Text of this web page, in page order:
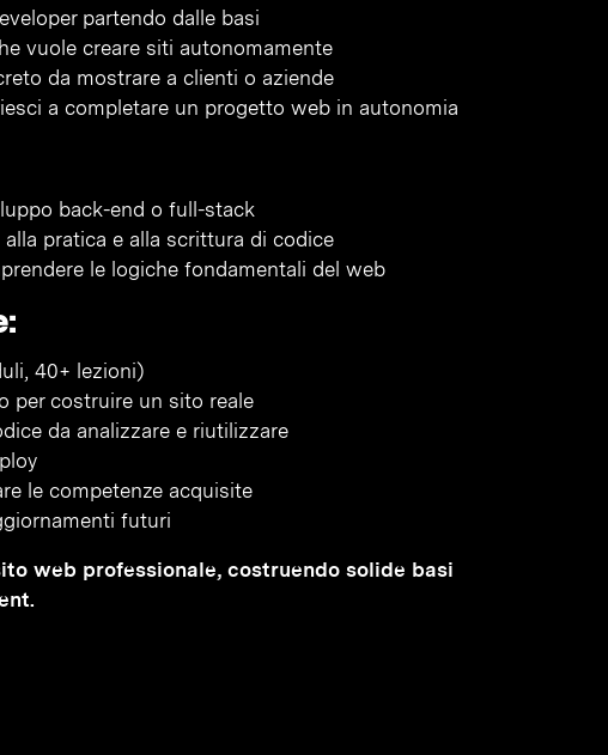
partendo dalle basi
vuole creare siti autonomamente
da mostrare a clienti o aziende
a completare un progetto web in autonomia
back-end o full-stack
pratica e alla scrittura di codice
le logiche fondamentali del web
40+ lezioni)
per costruire un sito reale
da analizzare e riutilizzare
le competenze acquisite
futuri
web professionale, costruendo solide basi